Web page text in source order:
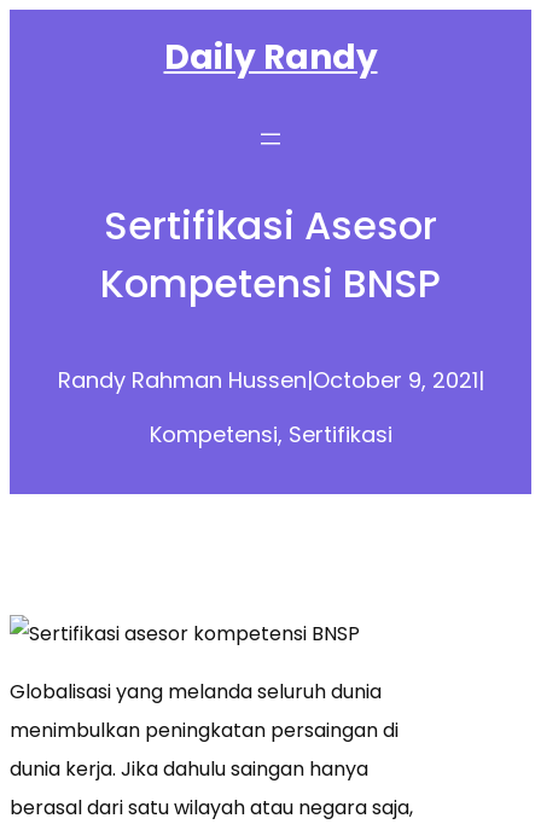
Daily Randy
Sertifikasi Asesor
Kompetensi BNSP
Randy Rahman Hussen|October 9, 2021|
Kompetensi, Sertifikasi
Globalisasi yang melanda seluruh dunia
menimbulkan peningkatan persaingan di
dunia kerja. Jika dahulu saingan hanya
berasal dari satu wilayah atau negara saja,